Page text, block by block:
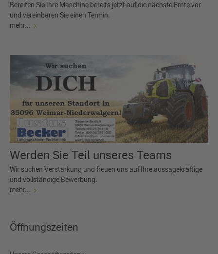
Bereiten Sie Ihre Maschine bereits jetzt auf die nächste Ernte vor
und vereinbaren Sie einen Termin.
mehr...
Werden Sie Teil unseres Teams
Wir suchen Verstärkung und freuen uns auf Ihre aussagekräftige
und vollständige Bewerbung.
mehr...
Öffnungszeiten